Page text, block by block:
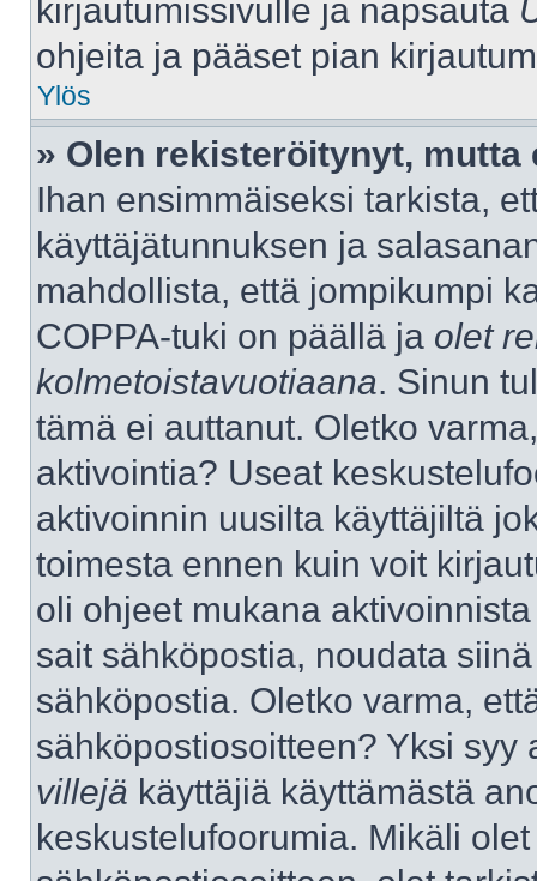
kirjautumissivulle ja napsauta
ohjeita ja pääset pian
Ylös
» Olen rekisteröitynyt,
Ihan ensimmäiseksi tarkista,
käyttäjätunnuksen ja
mahdollista, että jompikumpi
COPPA-tuki on päällä ja olet
kolmetoistavuotiaana. Sinun
tämä ei auttanut. Oletko
aktivointia? Useat
aktivoinnin uusilta käyttäjiltä
toimesta ennen kuin voit
oli ohjeet mukana
sait sähköpostia, noudata
sähköpostia. Oletko varma,
sähköpostiosoitteen? Yksi
villejä käyttäjiä käyttämästä
keskustelufoorumia. Mikäli